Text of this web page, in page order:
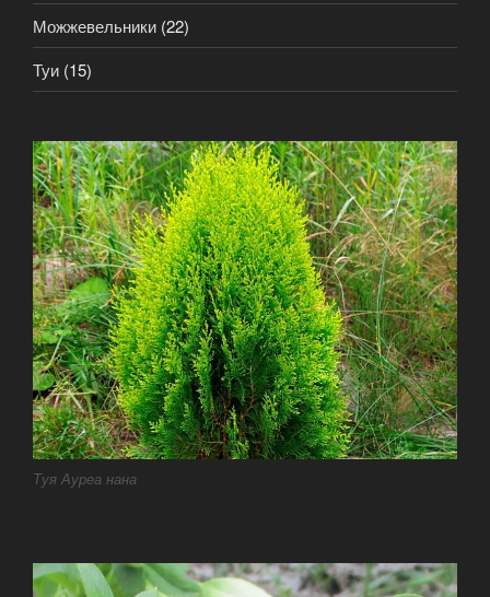
Можжевельники (22)
Туи (15)
Туя Ауреа нана